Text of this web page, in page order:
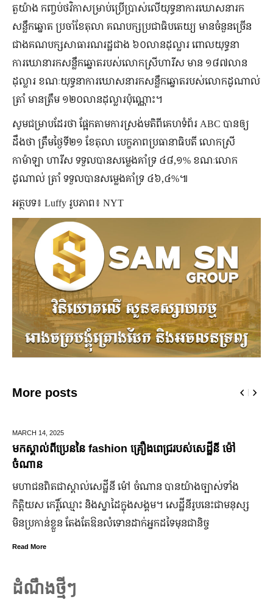
តួយ៉ាង កញ្ចប់ថវិកាសម្រាប់ប្រើប្រាស់លើយុទ្ធនាការឃោសនារក
សន្លឹកឆ្នោត ប្រចាំខែតុលា គណបក្សប្រជាធិបតេយ្យ មានចំនួនច្រើន
ជាងគណបក្សសាធារណរដ្ឋជាង ៦០លានដុល្លារ ពោលយុទ្ធនា
ការឃោនារកសន្លឹកឆ្នោតរបស់លោកស្រីហារីស មាន ១៨៧លាន
ដុល្លារ ខណៈយុទ្ធនាការឃោសនារកសន្លឹកឆ្នោតរបស់លោកដូណាល់
ត្រាំ មានត្រឹម ១២០លានដុល្លារប៉ុណ្ណោះ។
សូមជម្រាបដែរថា ផ្អែកតាមការស្រង់មតិពីគេហទំព័រ ABC បានឲ្យ
ដឹងថា ត្រឹមថ្ងៃទី២១ ខែតុលា បេក្ខភាពប្រធានាធិបតី លោកស្រី
កាម៉ាឡា ហារីស ទទួលបានសម្លេងគាំទ្រ ៤៨,១% ខណៈលោក
ដូណាល់ ត្រាំ ទទួលបានសម្លេងគាំទ្រ ៤៦,៤%៕
អត្ថបទ៖ Luffy រូបភាព៖ NYT
More posts
MARCH 14, 2025
មកស្គាល់ពីប្រេននៃ​ fashion គ្រឿងពេជ្ររបស់សេដ្ឋីនី ម៉ៅ
ចំណាន
មហាជន​ពិតជា​ស្គាល់​សេដ្ឋី​នី ម៉ៅ ចំណាន បាន​យ៉ាង​ច្បាស់​ទាំង​
កិត្តិយស កេរ្តិ៍ឈ្មោះ និង​ស្នាដៃ​ក្នុង​សង្គម។ សេដ្ឋី​នី​រូប​នេះ​ជា​មនុស្ស​
មិន​ប្រកាន់​ខ្លួន តែងតែ​ឱនលំទោន​ដាក់​អ្នក​ដទៃ​មុន​ជានិច្ច
Read More
ដំណឹងថ្មីៗ